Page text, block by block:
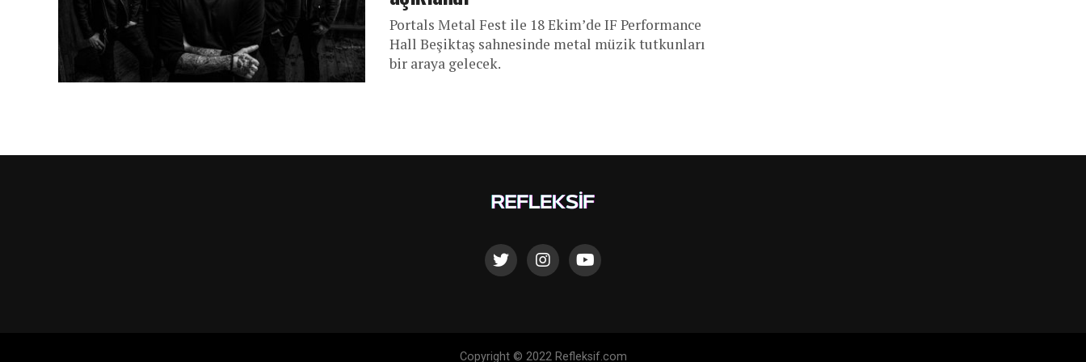
Portals Metal Fest ile 18 Ekim’de IF Performance
Hall Beşiktaş sahnesinde metal müzik tutkunları
bir araya gelecek.
Copyright © 2022 Refleksif.com